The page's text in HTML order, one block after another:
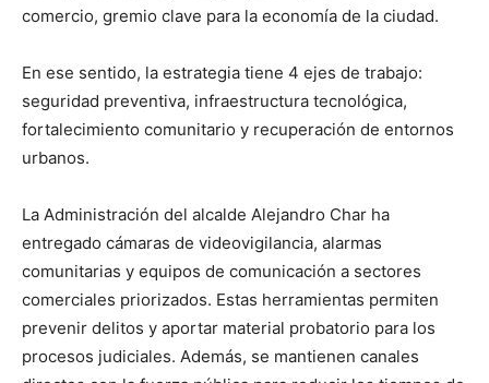
comercio, gremio clave para la economía de la ciudad.
En ese sentido, la estrategia tiene 4 ejes de trabajo:
seguridad preventiva, infraestructura tecnológica,
fortalecimiento comunitario y recuperación de entornos
urbanos.
La Administración del alcalde Alejandro Char ha
entregado cámaras de videovigilancia, alarmas
comunitarias y equipos de comunicación a sectores
comerciales priorizados. Estas herramientas permiten
prevenir delitos y aportar material probatorio para los
procesos judiciales. Además, se mantienen canales